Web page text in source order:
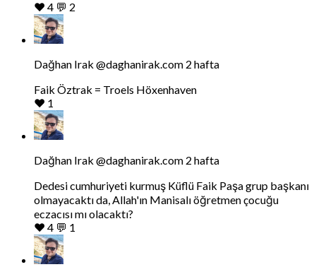
❤️ 4 💬 2
Bluesky'da
Dağhan
Irak
tarafindan
yazilan
gonderiyi
goruntule
Dağhan Irak @daghanirak.com 2 hafta
Faik Öztrak = Troels Höxenhaven
❤️ 1
Bluesky'da
Dağhan
Irak
tarafindan
yazilan
gonderiyi
goruntule
Dağhan Irak @daghanirak.com 2 hafta
Dedesi cumhuriyeti kurmuş Küflü Faik Paşa grup başkanı
olmayacaktı da, Allah'ın Manisalı öğretmen çocuğu
eczacısı mı olacaktı?
❤️ 4 💬 1
Bluesky'da
Dağhan